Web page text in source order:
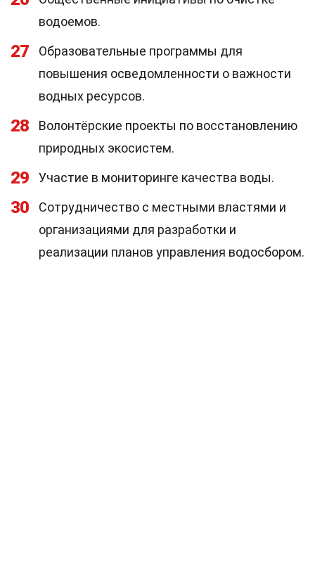
водоемов.
27
Образовательные программы для
повышения осведомленности о важности
водных ресурсов.
28
Волонтёрские проекты по восстановлению
природных экосистем.
29 Участие в мониторинге качества воды.
30
Сотрудничество с местными властями и
организациями для разработки и
реализации планов управления водосбором.